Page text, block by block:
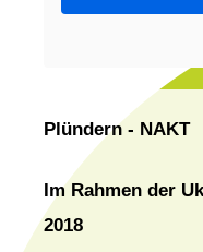
Plündern - NAKT
Im Rahmen der
2018